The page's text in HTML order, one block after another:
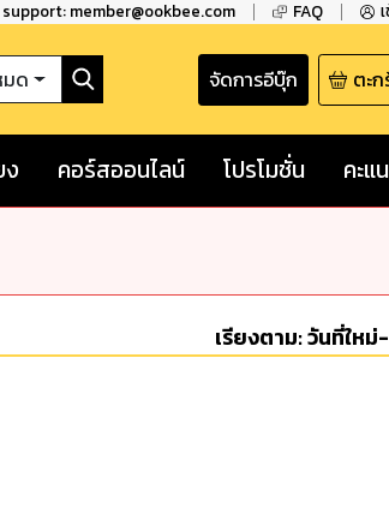
member@ookbee.com FAQ
ด จัดการอีบุ๊ก ตะก
คอร์สออนไลน์ โปรโมชั่น คะแ
เรียงตาม:วันที่ใหม่